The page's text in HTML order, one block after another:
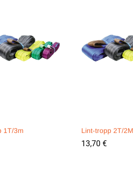
1T/3m Lint-tropp 2T/2M
13,70 €
13,70 €